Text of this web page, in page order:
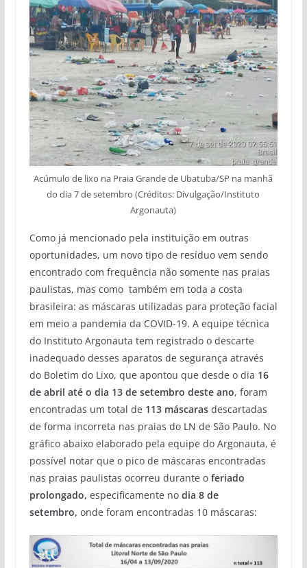
Acúmulo de lixo na Praia Grande de Ubatuba/SP na manhã
do dia 7 de setembro (Créditos: Divulgação/Instituto
Argonauta)
Como já mencionado pela instituição em outras
oportunidades, um novo tipo de resíduo vem sendo
encontrado com frequência não somente nas praias
paulistas, mas como também em toda a costa
brasileira: as máscaras utilizadas para proteção facial
em meio a pandemia da COVID-19. A equipe técnica
do Instituto Argonauta tem registrado o descarte
inadequado desses aparatos de segurança através
do Boletim do Lixo, que apontou que desde o dia 16
de abril até o dia 13 de setembro deste ano, foram
encontradas um total de 113 máscarasdescartadas
de forma incorreta nas praias do LN de São Paulo. No
gráfico abaixo elaborado pela equipe do Argonauta, é
possível notar que o pico de máscaras encontradas
nas praias paulistas ocorreu durante o feriado
prolongado, especificamente no dia 8 de
setembro, onde foram encontradas 10 máscaras: